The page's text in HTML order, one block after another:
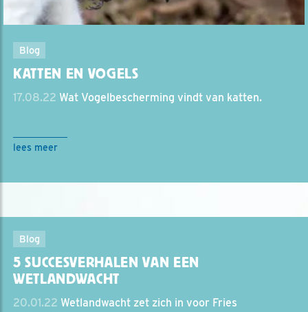
Blog
KATTEN EN VOGELS
17.08.22 Wat Vogelbescherming vindt van katten.
lees meer
Blog
5 SUCCESVERHALEN VAN EEN
WETLANDWACHT
20.01.22 Wetlandwacht zet zich in voor Fries